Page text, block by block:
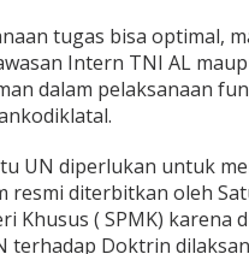
tugas bisa optimal,
Intern TNI AL
dalam pelaksanaan
UN diperlukan untuk
resmi diterbitkan oleh
Khusus ( SPMK) karena
terhadap Doktrin